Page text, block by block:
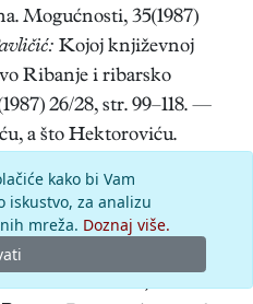
Mogućnosti, 35(1987)
Kojoj književnoj
Ribanje i ribarsko
26/28, str. 99–118. —
a što Hektoroviću.
hvarskog kazališta,
Petar Hektorović
11/12, str. 1061–1067.
Hektorovićeva jezika.
kako bi Vam
iskustvo, za analizu
mreža. Doznaj više.